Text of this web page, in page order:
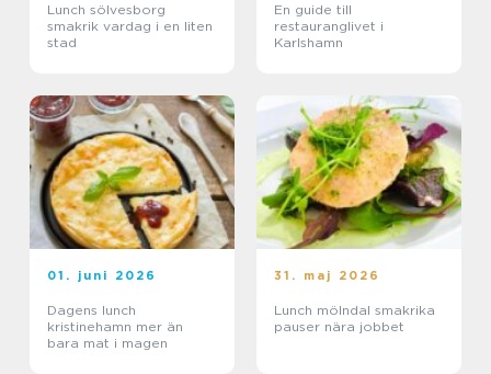
Lunch sölvesborg
smakrik vardag i en liten
stad
En guide till
restauranglivet i
Karlshamn
01. juni 2026
Dagens lunch
kristinehamn mer än
bara mat i magen
31. maj 2026
Lunch mölndal smakrika
pauser nära jobbet